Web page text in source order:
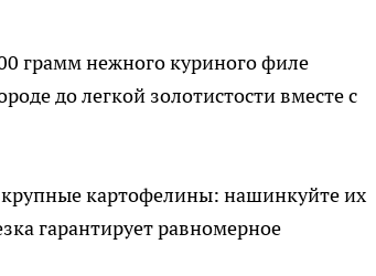
грамм нежного куриного филе
до легкой золотистости вместе с
крупные картофелины: нашинкуйте их
гарантирует равномерное